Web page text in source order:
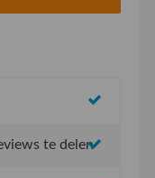
te delen